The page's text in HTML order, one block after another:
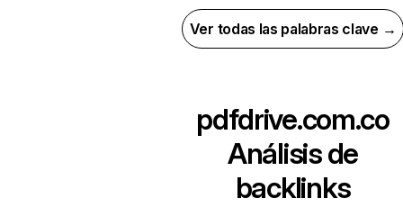
Ver todas las palabras clave →
pdfdrive.com.co
Análisis de
backlinks